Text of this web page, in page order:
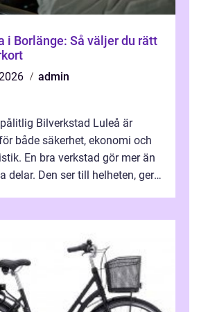
i Borlänge: Så väljer du rätt
admin
Bilverkstad Luleå är
både säkerhet, ekonomi och
En bra verkstad gör mer än
delar. Den ser till helheten, ger